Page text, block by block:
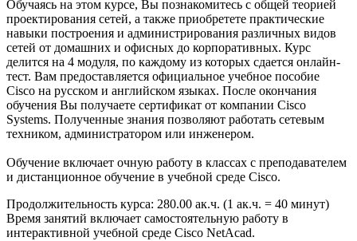
Обучаясь на этом курсе, Вы познакомитесь с общей теорией
проектирования сетей, а также приобретете практические
навыки построения и администрирования различных видов
сетей от домашних и офисных до корпоративных. Курс
делится на 4 модуля, по каждому из которых сдается онлайн-
тест. Вам предоставляется официальное учебное пособие
Cisco на русском и английском языках. После окончания
обучения Вы получаете сертификат от компании Cisco
Systems. Полученные знания позволяют работать сетевым
техником, администратором или инженером.
Обучение включает очную работу в классах с преподавателем
и дистанционное обучение в учебной среде Cisco.
Продолжительность курса: 280.00 ак.ч. (1 ак.ч. = 40 минут)
Время занятий включает самостоятельную работу в
интерактивной учебной среде Cisco NetAcad.